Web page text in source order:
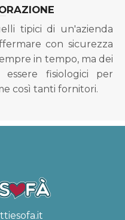
tipici di un'azienda
con sicurezza
in tempo, ma dei
fisiologici per
così tanti fornitori.